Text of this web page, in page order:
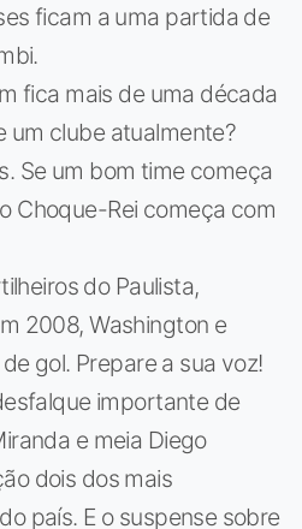
ficam a uma partida de
fica mais de uma década
um clube atualmente?
Se um bom time começa
Choque-Rei começa com
do Paulista,
2008, Washington e
gol. Prepare a sua voz!
importante de
e meia Diego
dois dos mais
país. E o suspense sobre